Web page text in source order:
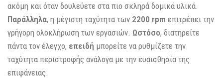
ακόμη και όταν δουλεύετε στα πιο σκληρά δομικά υλικά.
Παράλληλα, η μέγιστη ταχύτητα των 2200 rpm επιτρέπει την
γρήγορη ολοκλήρωση των εργασιών. Ωστόσο, διατηρείτε
πάντα τον έλεγχο, επειδή μπορείτε να ρυθμίζετε την
ταχύτητα περιστροφής ανάλογα με την ευαισθησία της
επιφάνειας.